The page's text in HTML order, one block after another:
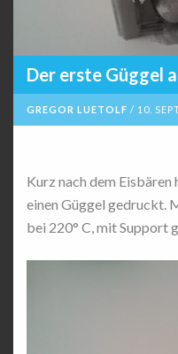
Der erste Güggel
GREGOR LUETOLF / 10.
Kurz nach dem
einen Güggel gedruckt.
bei 220° C, mit Support